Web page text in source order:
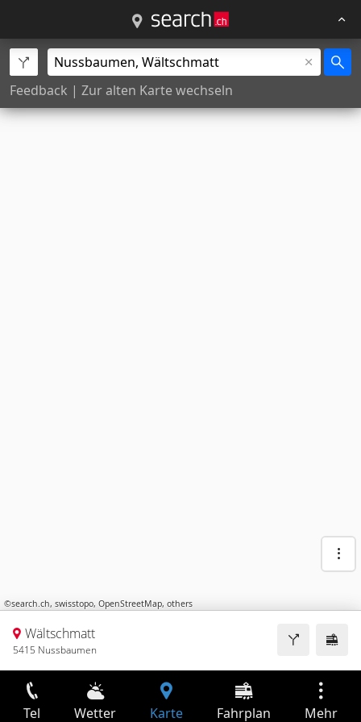
Feedback | Zur alten Karte wechseln
©search.ch, swisstopo, OpenStreetMap, others
Wältschmatt
5415 Nussbaumen
Tel Wetter Karte Fahrplan Mehr